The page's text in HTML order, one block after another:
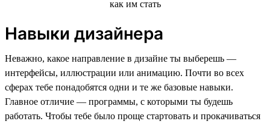
Навыки дизайнера
Неважно, какое направление в дизайне ты выберешь —
интерфейсы, иллюстрации или анимацию. Почти во всех
сферах тебе понадобятся одни и те же базовые навыки.
Главное отличие — программы, с которыми ты будешь
работать. Чтобы тебе было проще стартовать и прокачиваться